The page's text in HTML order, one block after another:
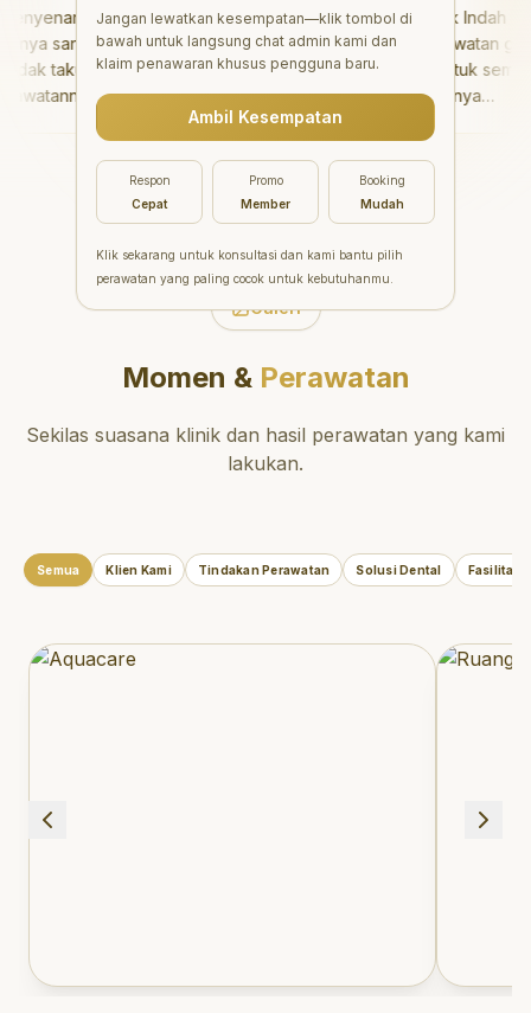
sangat baik
takut sama
tidak
setelahnya.
ke dokter
"Aesthetic Pondok Indah
menawarkan perawatan gigi
yang luar biasa untuk semua
orang. Dokter giginya
profesional, ramah, dan
meluangkan waktu untuk
mengedukasi pasien tentang
kesehatan gigi dan mulut
yang baik. Klinik ini terletak di
daerah yang strategis,
sehingga nyaman untuk
direkomendasikan untuk
dan berkualitas!
Galeri
Momen &Perawatan
Sekilas suasana klinik dan hasil perawatan yang kami
lakukan.
Semua Klien Kami Tindakan Perawatan Solusi Dental Fasilitas
Jangan lewatkan kesempatan—klik tombol di
bawah untuk langsung chat admin kami dan
klaim penawaran khusus pengguna baru.
Ambil Kesempatan
Respon
Cepat
Promo
Member
Booking
Mudah
Klik sekarang untuk konsultasi dan kami bantu pilih
perawatan yang paling cocok untuk kebutuhanmu.